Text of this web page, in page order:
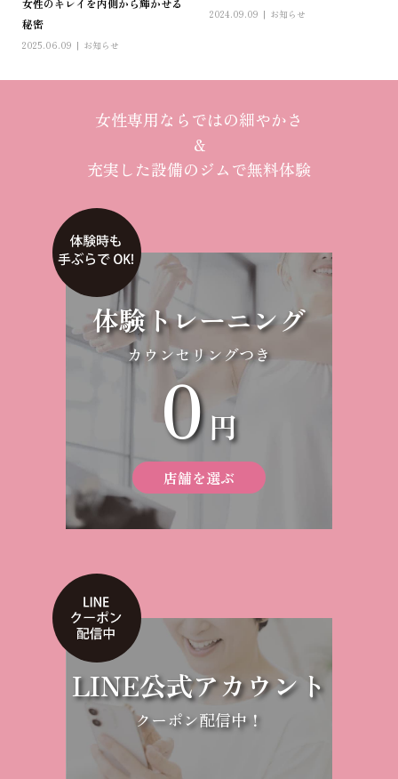
女性のキレイを内側から輝かせる
秘密
2025.06.09 お知らせ
2024.09.09 お知らせ
女性専用ならではの細やかさ
＆
充実した設備のジムで無料体験
体験トレーニング
カウンセリングつき
0円
店舗を選ぶ
LINE公式アカウント
クーポン配信中！